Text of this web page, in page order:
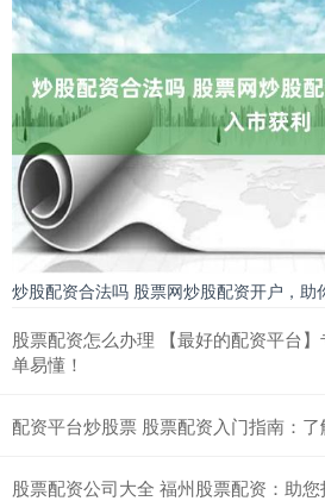
炒股配资合法吗 股票网炒股配资开户，助
股票配资怎么办理 【最好的配资平台
单易懂！
配资平台炒股票 股票配资入门指南：
股票配资公司大全 福州股票配资：助